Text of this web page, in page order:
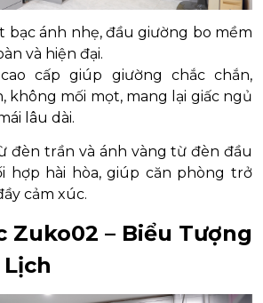
bạc ánh nhẹ, đầu giường bo mềm
và hiện đại.
cấp giúp giường chắc chắn,
không mối mọt, mang lại giấc ngủ
lâu dài.
đèn trần và ánh vàng từ đèn đầu
hợp hài hòa, giúp căn phòng trở
cảm xúc.
Zuko02 – Biểu Tượng